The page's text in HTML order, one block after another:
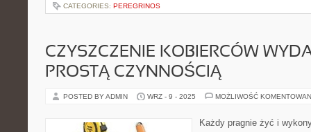
CATEGORIES: PEREGRINOS
CZYSZCZENIE KOBIERCÓW
PROSTĄ CZYNNOŚCIĄ
POSTED BY ADMIN WRZ - 9 - 2025 MOŻLIWOŚĆ
Każdy pragnie żyć i